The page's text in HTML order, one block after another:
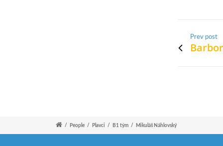
Prev post
/ People / Plavci / B1 tým / Mikuláš Náhlovský